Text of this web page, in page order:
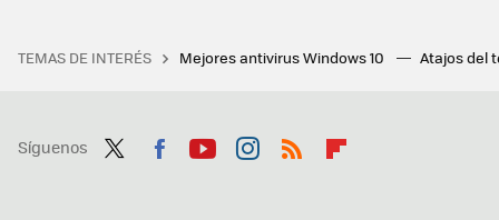
TEMAS DE INTERÉS Mejores antivirus Windows 10 Atajos del
Síguenos